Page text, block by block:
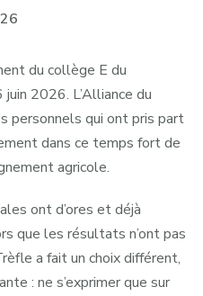
du collège E du
2026. L’Alliance du
personnels qui ont pris part
dans ce temps fort de
agricole.
ont d’ores et déjà
que les résultats n’ont pas
a fait un choix différent,
: ne s’exprimer que sur